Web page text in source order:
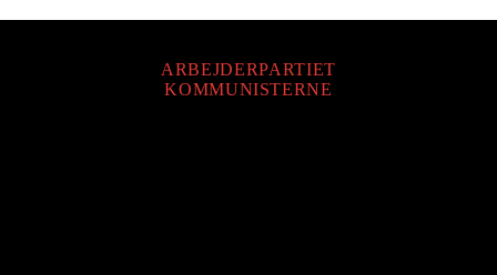
ARBEJDERPARTIET
KOMMUNISTERNE